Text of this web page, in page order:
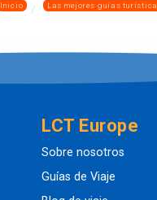
Inicio Las mejores guías
LCT Europe
Sobre nosotros
Guías de Viaje